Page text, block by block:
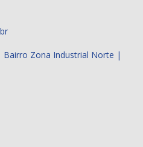
Bairro Zona Industrial Norte |